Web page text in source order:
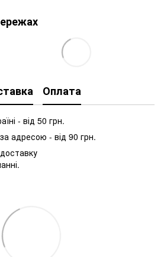
Оплата
- від 50 грн.
адресою - від 90 грн.